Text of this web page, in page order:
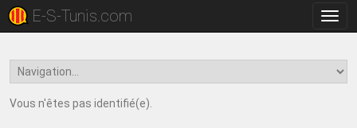
la
E-S-Tunis.com
Vous n'êtes pas identifié(e).